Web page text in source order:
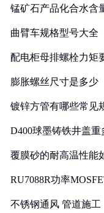
锰矿石产品化合水含
曲臂车规格型号大全
配电柜母排螺栓力矩
膨胀螺丝尺寸是多少
镀锌方管有哪些常见
D400球墨铸铁井盖重
覆膜砂的耐高温性能
RU7088R功率
不锈钢通风 管道施工